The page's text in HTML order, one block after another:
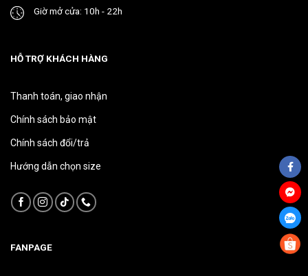
Giờ mở cửa: 10h - 22h
HỖ TRỢ KHÁCH HÀNG
Thanh toán, giao nhận
Chính sách bảo mật
Chính sách đổi/trả
Hướng dẫn chọn size
FANPAGE